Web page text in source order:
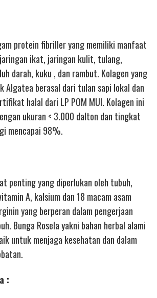
protein fibriller yang memiliki manfaat
ikat, jaringan kulit, tulang,
darah, kuku , dan rambut. Kolagen yang
Algatea berasal dari tulan sapi lokal dan
halal dari LP POM MUI. Kolagen ini
ukuran < 3.000 dalton dan tingkat
mencapai 98%.
penting yang diperlukan oleh tubuh,
A, kalsium dan 18 macam asam
yang berperan dalam pengerjaan
Bunga Rosela yakni bahan herbal alami
untuk menjaga kesehatan dan dalam
: